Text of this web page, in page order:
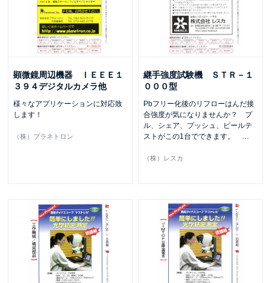
顕微鏡周辺機器 ＩＥＥＥ１
３９４デジタルカメラ他
様々なアプリケーションに対応致
します！
（株）プラネトロン
継手強度試験機 ＳＴＲ－１
０００型
Pbフリー化後のリフローはんだ接
合強度が気になりませんか？ プ
ル、シェア、プッシュ、ピールテ
ストがこの1台でできます。
（株）レスカ